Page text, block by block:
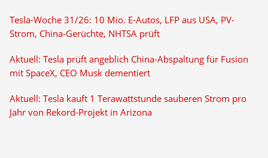
Tesla-Woche 31/26: 10 Mio. E-Autos, LFP aus USA, PV-
Strom, China-Gerüchte, NHTSA prüft
Aktuell: Tesla prüft angeblich China-Abspaltung für Fusion
mit SpaceX, CEO Musk dementiert
Aktuell: Tesla kauft 1 Terawattstunde sauberen Strom pro
Jahr von Rekord-Projekt in Arizona